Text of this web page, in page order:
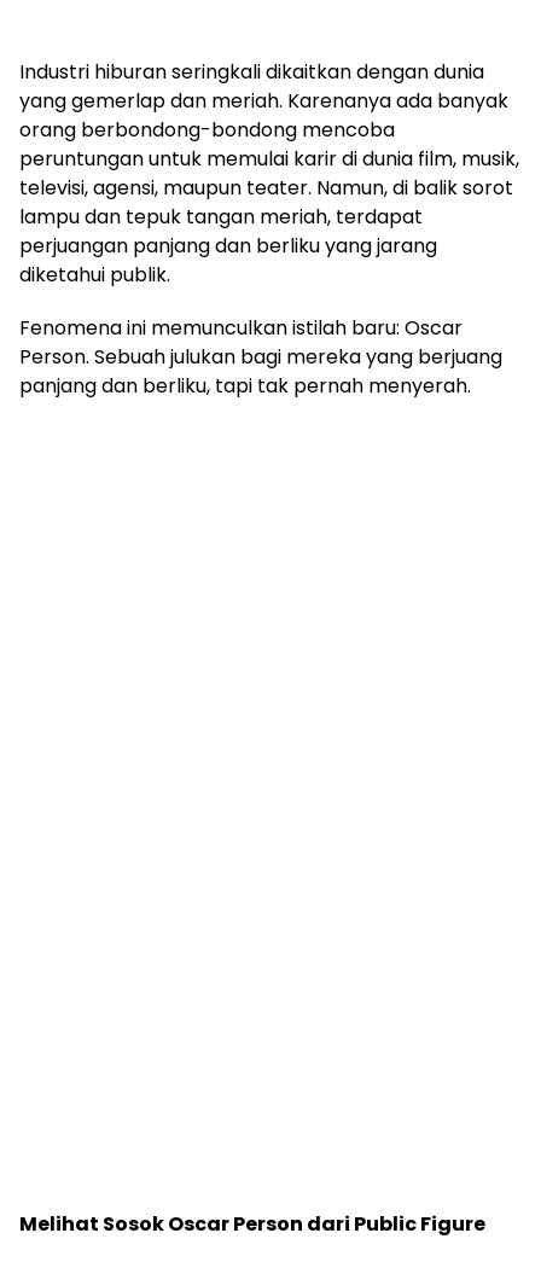
Industri hiburan seringkali dikaitkan dengan dunia
yang gemerlap dan meriah. Karenanya ada banyak
orang berbondong-bondong mencoba
peruntungan untuk memulai karir di dunia film, musik,
televisi, agensi, maupun teater. Namun, di balik sorot
lampu dan tepuk tangan meriah, terdapat
perjuangan panjang dan berliku yang jarang
diketahui publik.
Fenomena ini memunculkan istilah baru: Oscar
Person. Sebuah julukan bagi mereka yang berjuang
panjang dan berliku, tapi tak pernah menyerah.
Melihat Sosok Oscar Person dari Public Figure